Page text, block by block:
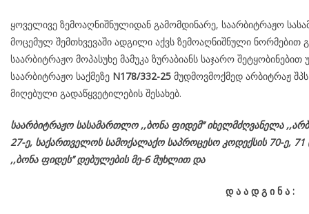
ყოველივე ზემოაღნიშნულიდან გამომდინარე, საარბიტრაჟო
მოცემულ შემთხვევაში ადგილი აქვს ზემოაღნიშნული ნორმებით
საარბიტრაჟო მოპასუხე მამუკა ზურაბიანს საჯარო
საარბიტრაჟო საქმეზე N178/332-25 მუდმოვმოქმედ არბიტრაჟ
მიღებული გადაწყვეტილების შესახებ.
საარბიტრაჟო სასამართლო ,,ბონა ფიდემ’’ იხელმძღვანელა
27-ე, საქართველოს სამოქალაქო საპროცესო კოდექსის 70-ე, 71
,,ბონა ფიდეს’’ დებულების მე-6 მუხლით და
დ ა ა დ გ ი ნ ა :